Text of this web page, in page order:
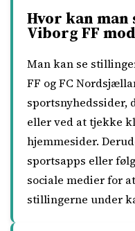
Hvor kan
Viborg FF
Man kan se
FF og FC
sportsnyhedssider,
eller ved at tjekke
hjemmesider.
sportsapps eller
sociale medier for
stillingerne under